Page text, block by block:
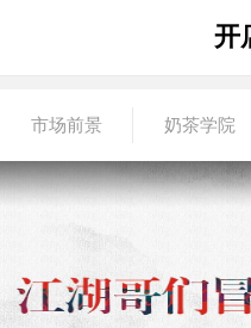
开
市场前景 奶茶学院